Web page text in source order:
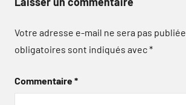
Votre adresse e-mail ne sera pas publiée.
obligatoires sont indiqués avec*
Commentaire*